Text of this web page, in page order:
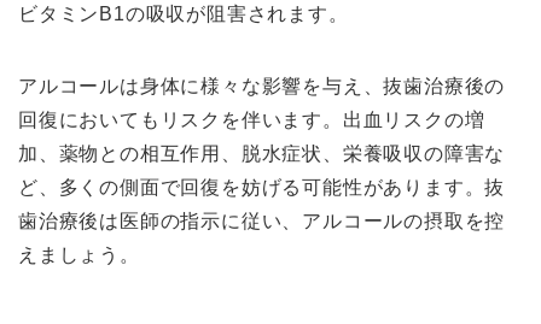
ビタミンB1の吸収が阻害されます。
アルコールは身体に様々な影響を与え、抜歯治療後の
回復においてもリスクを伴います。出血リスクの増
加、薬物との相互作用、脱水症状、栄養吸収の障害な
ど、多くの側面で回復を妨げる可能性があります。抜
歯治療後は医師の指示に従い、アルコールの摂取を控
えましょう。